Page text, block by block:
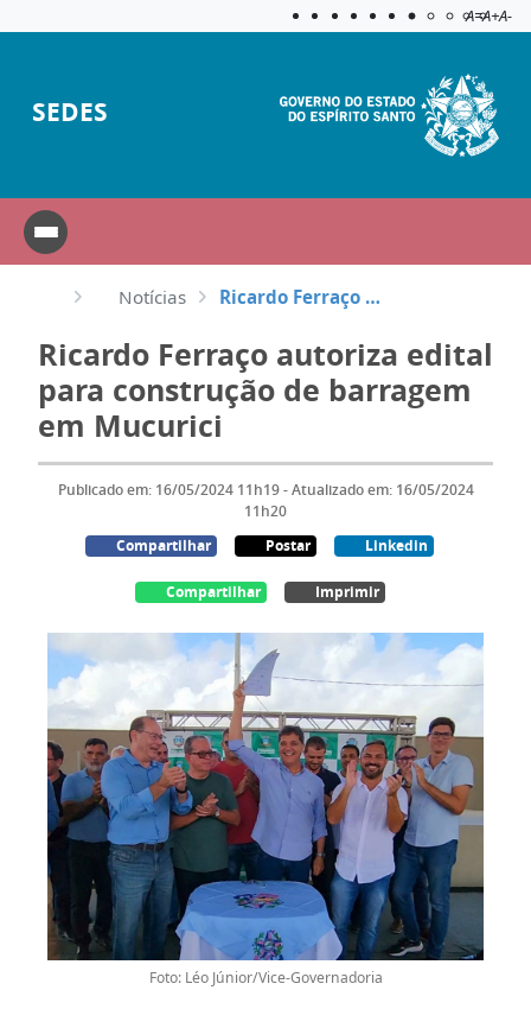
Aplicar
A=A+A-
SEDES
Notícias Ricardo Ferraço autoriza edital para construção de barragem em Mucurici
Ricardo Ferraço autoriza edital
para construção de barragem
em Mucurici
Publicado em: 16/05/2024 11h19 - Atualizado em: 16/05/2024
11h20
Compartilhar
Postar Linkedin
Compartilhar Imprimir
Foto: Léo Júnior/Vice-Governadoria